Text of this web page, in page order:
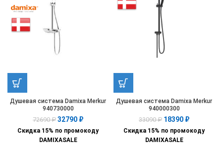
Душевая система Damixa Merkur
940730000
72690₽ 32790 ₽
Скидка 15% по промокоду
DAMIXASALE
Душевая система Damixa Merkur
940000300
33090₽ 18390 ₽
Скидка 15% по промокоду
DAMIXASALE